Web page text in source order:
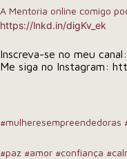
A Mentoria online comigo
https://lnkd.in/digKv_ek
Inscreva-se no meu canal:
Me siga no Instagram:
#mulheresempreendedoras
#paz #amor #confiança